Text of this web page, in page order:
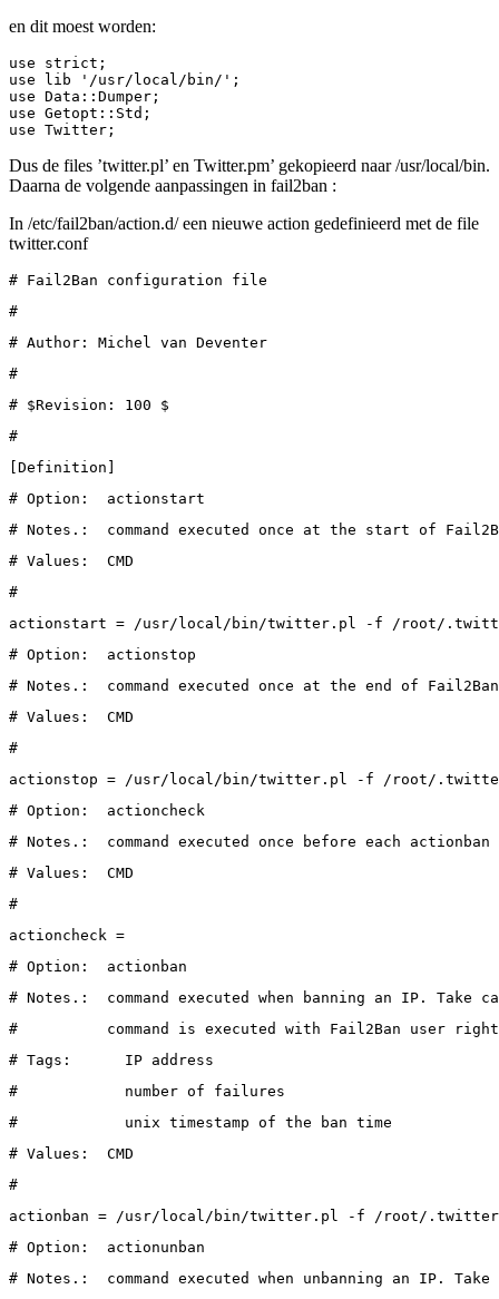
en dit moest worden:
use strict;
use lib '/usr/local/bin/';
use Data::Dumper;
use Getopt::Std;
use Twitter;
Dus de files ’twitter.pl’ en Twitter.pm’ gekopieerd naar /usr/local/bin.
Daarna de volgende aanpassingen in fail2ban :
In /etc/fail2ban/action.d/ een nieuwe action gedefinieerd met de file
twitter.conf
# Fail2Ban configuration file
#
# Author: Michel van Deventer
#
# $Revision: 100 $
#
[Definition]
# Option:  actionstart
# Notes.:  command executed once at the start of
# Values:  CMD
#
actionstart = /usr/local/bin/twitter.pl -f /root/
# Option:  actionstop
# Notes.:  command executed once at the end of Fail2Ban
# Values:  CMD
#
actionstop = /usr/local/bin/twitter.pl -f /root/
# Option:  actioncheck
# Notes.:  command executed once before each actionban
# Values:  CMD
#
actioncheck =
# Option:  actionban
# Notes.:  command executed when banning an IP. Take
#          command is executed with Fail2Ban user
# Tags:      IP address
#            number of failures
#            unix timestamp of the ban time
# Values:  CMD
#
actionban = /usr/local/bin/twitter.pl -f /root/
# Option:  actionunban
# Notes.:  command executed when unbanning an IP.